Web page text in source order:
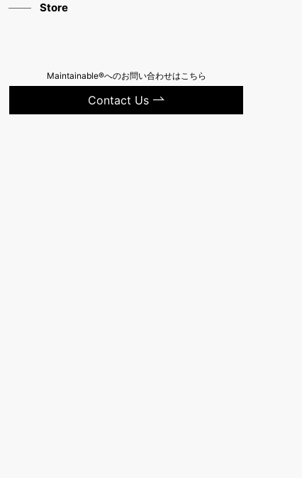
Store
Maintainable®へのお問い合わせはこちら
Contact Us